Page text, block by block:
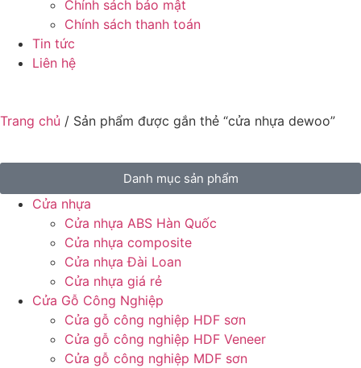
Chính sách bảo mật
Chính sách thanh toán
Tin tức
Liên hệ
Trang chủ / Sản phẩm được gắn thẻ “cửa nhựa dewoo”
Danh mục sản phẩm
Cửa nhựa
Cửa nhựa ABS Hàn Quốc
Cửa nhựa composite
Cửa nhựa Đài Loan
Cửa nhựa giá rẻ
Cửa Gỗ Công Nghiệp
Cửa gỗ công nghiệp HDF sơn
Cửa gỗ công nghiệp HDF Veneer
Cửa gỗ công nghiệp MDF sơn